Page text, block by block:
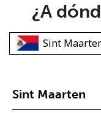
¿A
Sint Maarten